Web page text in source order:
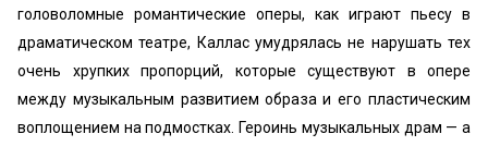
головоломные романтические оперы, как играют пьесу в
драматическом театре, Каллас умудрялась не нарушать тех
очень хрупких пропорций, которые существуют в опере
между музыкальным развитием образа и его пластическим
воплощением на подмостках. Героинь музыкальных драм — а